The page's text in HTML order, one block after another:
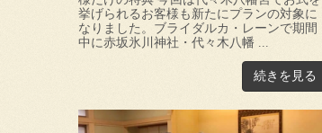
挙げられるお客様も新たにプランの対象に
なりました。ブライダルカ・レーンで期間
中に赤坂氷川神社・代々木八幡 ...
続きを見る